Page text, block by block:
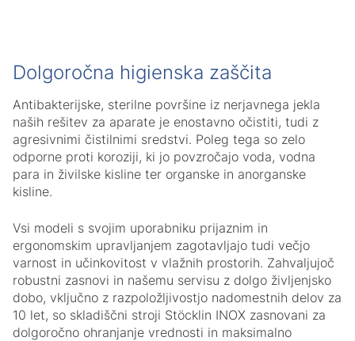
Dolgoročna higienska zaščita
Antibakterijske, sterilne površine iz nerjavnega jekla
naših rešitev za aparate je enostavno očistiti, tudi z
agresivnimi čistilnimi sredstvi. Poleg tega so zelo
odporne proti koroziji, ki jo povzročajo voda, vodna
para in živilske kisline ter organske in anorganske
kisline.
Vsi modeli s svojim uporabniku prijaznim in
ergonomskim upravljanjem zagotavljajo tudi večjo
varnost in učinkovitost v vlažnih prostorih. Zahvaljujoč
robustni zasnovi in našemu servisu z dolgo življenjsko
dobo, vključno z razpoložljivostjo nadomestnih delov za
10 let, so skladiščni stroji Stöcklin INOX zasnovani za
dolgoročno ohranjanje vrednosti in maksimalno